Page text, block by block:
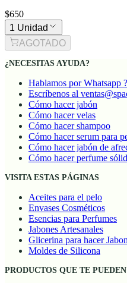
$650
1 Unidad
AGOTADO
¿NECESITAS AYUDA?
Hablamos por Whatsapp
Escríbenos al
Cómo hacer jabón
Cómo hacer velas
Cómo hacer shampoo
Cómo hacer serum para
Cómo hacer jabón de
Cómo hacer perfume
VISITA ESTAS PÁGINAS
Aceites para el pelo
Envases Cosméticos
Esencias para Perfumes
Jabones Artesanales
Glicerina para hacer
Moldes de Silicona
PRODUCTOS QUE TE